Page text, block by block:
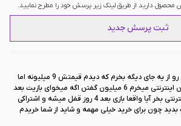
محصول دارید از طریق لینک زیر پرسش خود را مطرح نمایید.
ثبت پرسش جدید
من میخواستم این بازی رو از یه جای دیگه بخرم که دیدم قیمتش 9 میلیونه اما
بعدش بهشون گفتم من اینترنتی میخرم 6 میلیون گفتن اگه میخوای بازیت بعد
4 روز قفل شه برو و اینترنتی بخر آیا واقعا بازی بعد 4 روز قفل میشه و اشتراکی
چون برای خرید خیلی مهمه و شاید از شما خریدم